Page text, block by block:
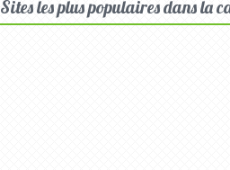
Sites les plus populaires dans la